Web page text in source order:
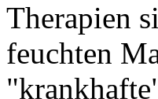
Therapien
feuchten